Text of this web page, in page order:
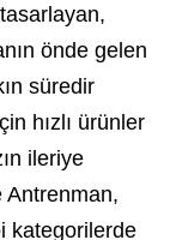
önde gelen
süredir
hızlı ürünler
ileriye
Antrenman,
kategorilerde